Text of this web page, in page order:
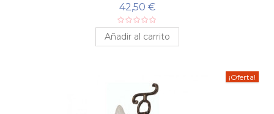
42,50 €
Añadir al carrito
¡Oferta!